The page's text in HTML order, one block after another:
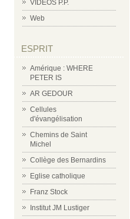
VIDÉOS P.P.
Web
ESPRIT
Amérique : WHERE
PETER IS
AR GEDOUR
Cellules
d'évangélisation
Chemins de Saint
Michel
Collège des Bernardins
Eglise catholique
Franz Stock
Institut JM Lustiger